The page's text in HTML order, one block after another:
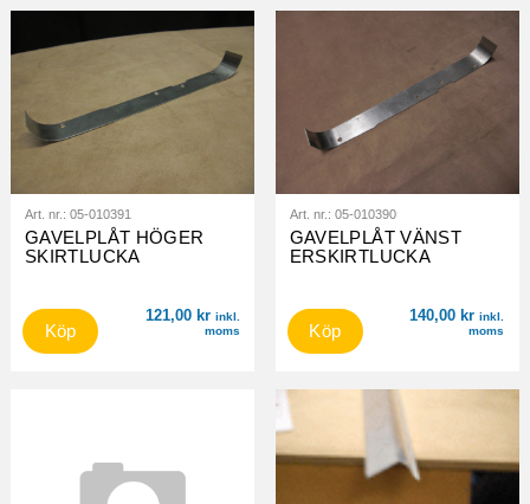
Art. nr.: 05-010391
GAVELPLÅT HÖGER
SKIRTLUCKA
121,00 kr inkl.
moms
Köp
Art. nr.: 05-010390
GAVELPLÅT VÄNST
ERSKIRTLUCKA
140,00 kr inkl.
moms
Köp